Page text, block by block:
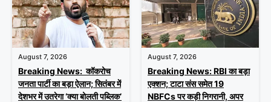
August 7, 2026
Breaking News: कॉकरोच
जनता पार्टी का बड़ा ऐलान; सितंबर में
देशभर में उतरेगा ‘क्या बोलती पब्लिक’
August 7, 2026
Breaking News: RBI का बड़ा
एक्शन; टाटा संस समेत 19
NBFCs पर कड़ी निगरानी, अपर